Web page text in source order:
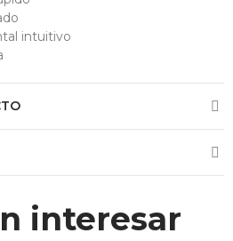
intuitivo
interesar